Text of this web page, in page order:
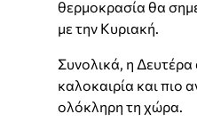
θερμοκρασία θα
με την Κυριακή.
Συνολικά, η Δευτέρα
καλοκαιρία και πιο
ολόκληρη τη χώρα.